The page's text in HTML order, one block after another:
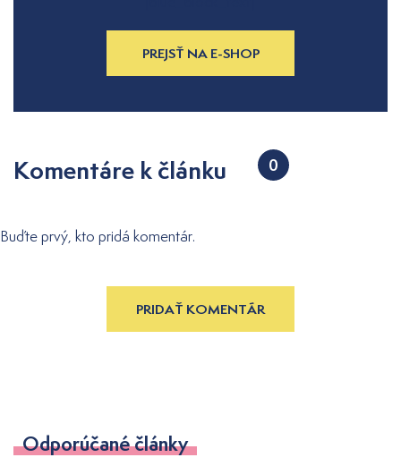
PREJSŤ NA E-SHOP
Komentáre k článku 0
Buďte prvý, kto pridá komentár.
PRIDAŤ KOMENTÁR
Odporúčané články